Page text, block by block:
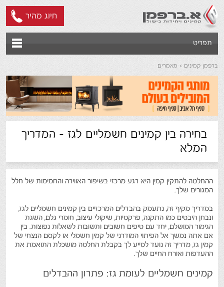
חיוג מהיר
תפריט
ברפמן קמינים מאמרים
בחירה בין קמינים חשמליים לגז - המדריך
המלא
ההחלטה להתקין קמין היא רגע מרכזי בשיפור האווירה והחמימות של חלל
המגורים שלך.
במדריך מקיף זה, נתעמק בהבדלים המרכזיים בין קמינים חשמליים לגז,
ונבחן היבטים כמו התקנה, פרקטיות, שיקולי עיצוב, חומרי גלם, השגת
הגימור המושלם, יחד עם טיפים חשובים ותשובות לשאלות נפוצות. בין
אם אתה נמשך אל הפיתוי המודרני של קמין חשמלי או לקסם הנצחי של
קמין גז, מדריך זה נועד לסייע לך בקבלת החלטה מושכלת התואמת את
ההעדפות ואורח החיים שלך.
קמינים חשמליים לעומת גז: פתרון ההבדלים